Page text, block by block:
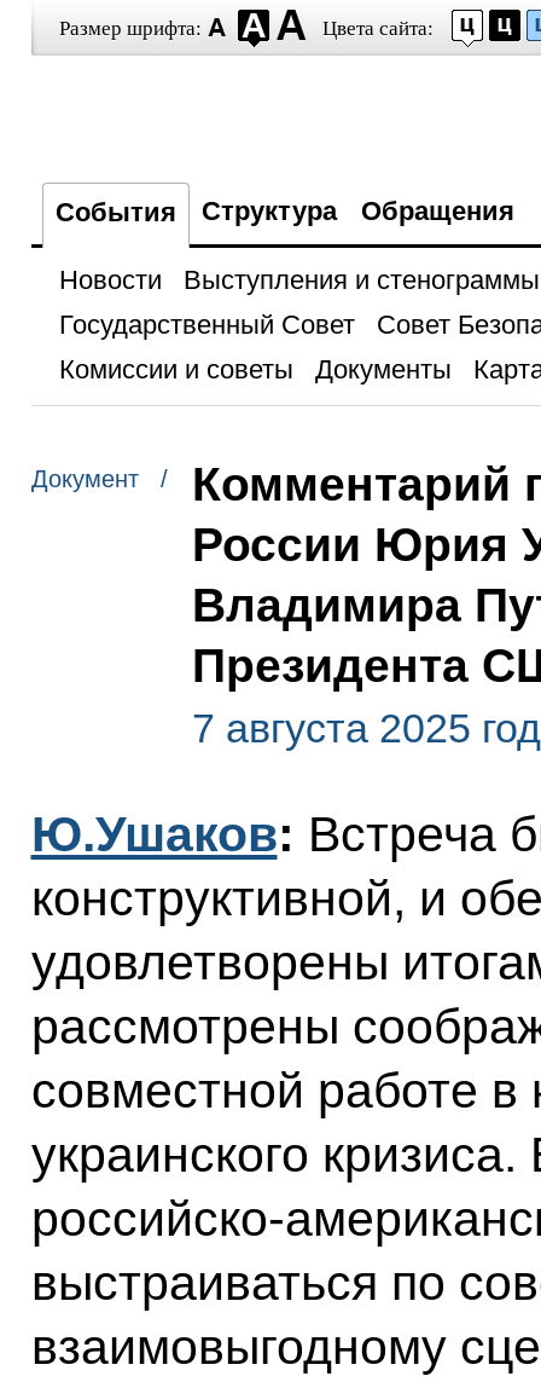
Размер шрифта: Цвета сайта:
События Структура Обращения
Новости
Выступления и стенограммы
Государственный Совет
Совет
Комиссии и советы
Документы
Документ /
Комментарий
России Юрия
Владимира
Президента
7 августа 2025
Ю.Ушаков: Встреча
конструктивной, и
удовлетворены
рассмотрены
совместной работе в
украинского
российско-
выстраиваться по
взаимовыгодному